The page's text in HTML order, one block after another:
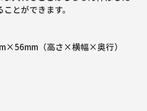
とができます。
（高さ×横幅×奥行）